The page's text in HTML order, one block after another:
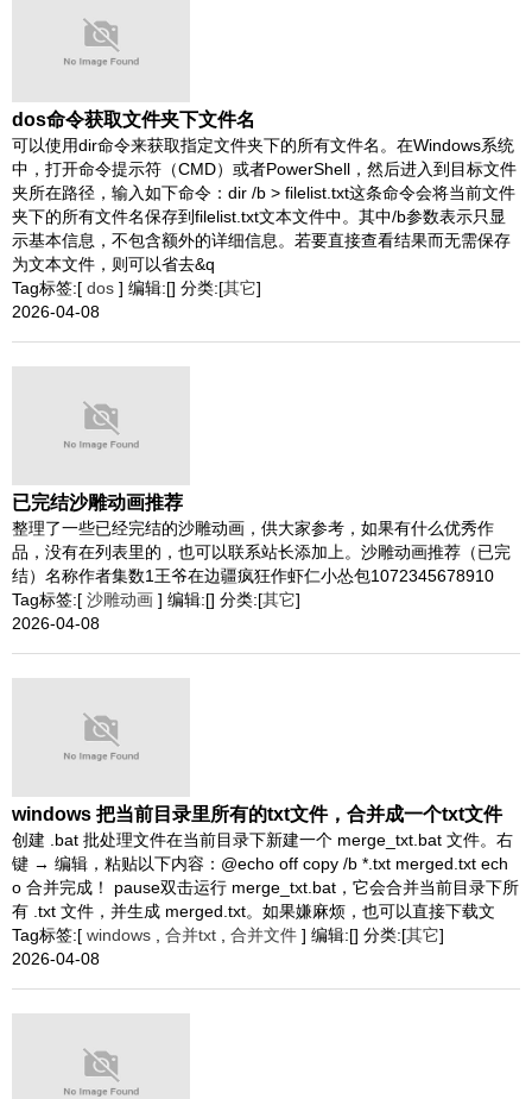
dos命令获取文件夹下文件名
可以使用dir命令来获取指定文件夹下的所有文件名。在Windows系统
中，打开命令提示符（CMD）或者PowerShell，然后进入到目标文件
夹所在路径，输入如下命令：dir /b > filelist.txt这条命令会将当前文件
夹下的所有文件名保存到filelist.txt文本文件中。其中/b参数表示只显
示基本信息，不包含额外的详细信息。若要直接查看结果而无需保存
为文本文件，则可以省去&q
Tag标签:[ dos ] 编辑:[] 分类:[其它]
2026-04-08
已完结沙雕动画推荐
整理了一些已经完结的沙雕动画，供大家参考，如果有什么优秀作
品，没有在列表里的，也可以联系站长添加上。沙雕动画推荐（已完
结）名称作者集数1王爷在边疆疯狂作虾仁小怂包1072345678910
Tag标签:[ 沙雕动画 ] 编辑:[] 分类:[其它]
2026-04-08
windows 把当前目录里所有的txt文件，合并成一个txt文件
创建 .bat 批处理文件在当前目录下新建一个 merge_txt.bat 文件。右
键 → 编辑，粘贴以下内容：@echo off copy /b *.txt merged.txt ech
o 合并完成！ pause双击运行 merge_txt.bat，它会合并当前目录下所
有 .txt 文件，并生成 merged.txt。如果嫌麻烦，也可以直接下载文
Tag标签:[ windows 合并txt 合并文件 ] 编辑:[] 分类:[其它]
2026-04-08